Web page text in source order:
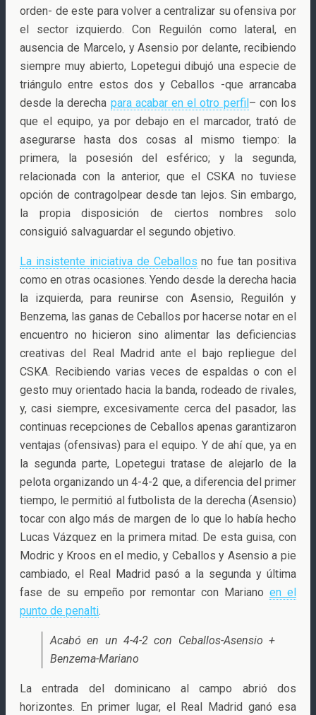
orden- de este para volver a centralizar su ofensiva por
el sector izquierdo. Con Reguilón como lateral, en
ausencia de Marcelo, y Asensio por delante, recibiendo
siempre muy abierto, Lopetegui dibujó una especie de
triángulo entre estos dos y Ceballos -que arrancaba
desde la derecha para acabar en el otro perfil– con los
que el equipo, ya por debajo en el marcador, trató de
asegurarse hasta dos cosas al mismo tiempo: la
primera, la posesión del esférico; y la segunda,
relacionada con la anterior, que el CSKA no tuviese
opción de contragolpear desde tan lejos. Sin embargo,
la propia disposición de ciertos nombres solo
consiguió salvaguardar el segundo objetivo.
La insistente iniciativa de Ceballos no fue tan positiva
como en otras ocasiones. Yendo desde la derecha hacia
la izquierda, para reunirse con Asensio, Reguilón y
Benzema, las ganas de Ceballos por hacerse notar en el
encuentro no hicieron sino alimentar las deficiencias
creativas del Real Madrid ante el bajo repliegue del
CSKA. Recibiendo varias veces de espaldas o con el
gesto muy orientado hacia la banda, rodeado de rivales,
y, casi siempre, excesivamente cerca del pasador, las
continuas recepciones de Ceballos apenas garantizaron
ventajas (ofensivas) para el equipo. Y de ahí que, ya en
la segunda parte, Lopetegui tratase de alejarlo de la
pelota organizando un 4-4-2 que, a diferencia del primer
tiempo, le permitió al futbolista de la derecha (Asensio)
tocar con algo más de margen de lo que lo había hecho
Lucas Vázquez en la primera mitad. De esta guisa, con
Modric y Kroos en el medio, y Ceballos y Asensio a pie
cambiado, el Real Madrid pasó a la segunda y última
fase de su empeño por remontar con Mariano en el
punto de penalti.
Acabó en un 4-4-2 con Ceballos-Asensio +
Benzema-Mariano
La entrada del dominicano al campo abrió dos
horizontes. En primer lugar, el Real Madrid ganó esa